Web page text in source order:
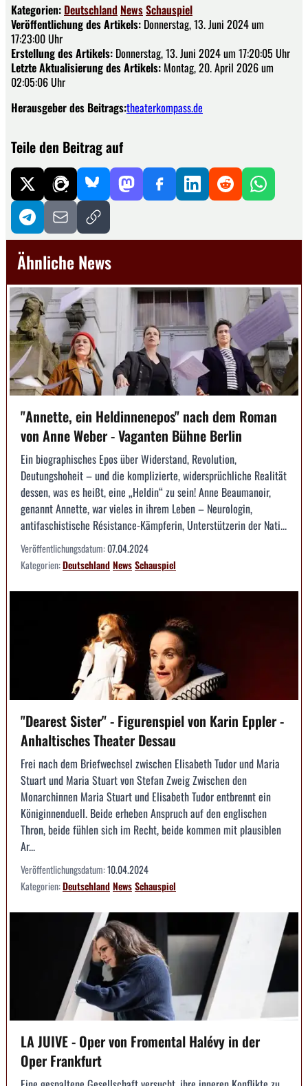
Kategorien: Deutschland NewsSchauspiel
Veröffentlichung des Artikels: Donnerstag, 13. Juni 2024 um
17:23:00 Uhr
Erstellung des Artikels: Donnerstag, 13. Juni 2024 um 17:20:05 Uhr
Letzte Aktualisierung des Artikels: Montag, 20. April 2026 um
02:05:06 Uhr
Herausgeber des Beitrags:theaterkompass.de
Teile den Beitrag auf
Ähnliche News
"Annette, ein Heldinnenepos" nach dem Roman
von Anne Weber - Vaganten Bühne Berlin
Ein biographisches Epos über Widerstand, Revolution,
Deutungshoheit – und die komplizierte, widersprüchliche Realität
dessen, was es heißt, eine „Heldin“ zu sein! Anne Beaumanoir,
genannt Annette, war vieles in ihrem Leben – Neurologin,
antifaschistische Résistance-Kämpferin, Unterstützerin der Nati...
Veröffentlichungsdatum:07.04.2024
Kategorien:DeutschlandNewsSchauspiel
"Dearest Sister" - Figurenspiel von Karin Eppler -
Anhaltisches Theater Dessau
Frei nach dem Briefwechsel zwischen Elisabeth Tudor und Maria
Stuart und Maria Stuart von Stefan Zweig Zwischen den
Monarchinnen Maria Stuart und Elisabeth Tudor entbrennt ein
Königinnenduell. Beide erheben Anspruch auf den englischen
Thron, beide fühlen sich im Recht, beide kommen mit plausiblen
Ar...
Veröffentlichungsdatum:10.04.2024
Kategorien:DeutschlandNewsSchauspiel
LA JUIVE - Oper von Fromental Halévy in der
Oper Frankfurt